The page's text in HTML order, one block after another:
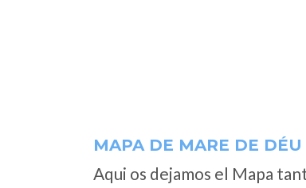
MAPA DE MARE DE
Aqui os dejamos el Mapa